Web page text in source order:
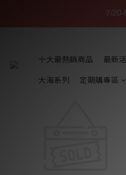
十大最熱銷商品 最新
大海系列
定期購專區
7/